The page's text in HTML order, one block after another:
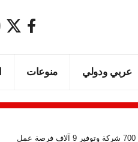
عربي ودولي منوعات